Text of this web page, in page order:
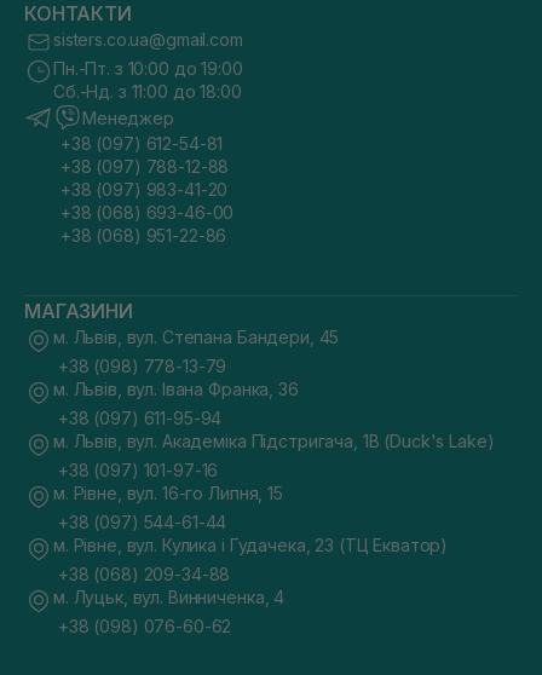
КОНТАКТИ
sisters.co.ua@gmail.com
Пн.-Пт. з 10:00 до 19:00
Сб.-Нд. з 11:00 до 18:00
Менеджер
+38 (097) 612-54-81
+38 (097) 788-12-88
+38 (097) 983-41-20
+38 (068) 693-46-00
+38 (068) 951-22-86
МАГАЗИНИ
м. Львів, вул. Степана Бандери, 45
+38 (098) 778-13-79
м. Львів, вул. Івана Франка, 36
+38 (097) 611-95-94
м. Львів, вул. Академіка Підстригача, 1В (Duck's Lake)
+38 (097) 101-97-16
м. Рівне, вул. 16-го Липня, 15
+38 (097) 544-61-44
м. Рівне, вул. Кулика і Гудачека, 23 (ТЦ Екватор)
+38 (068) 209-34-88
м. Луцьк, вул. Винниченка, 4
+38 (098) 076-60-62